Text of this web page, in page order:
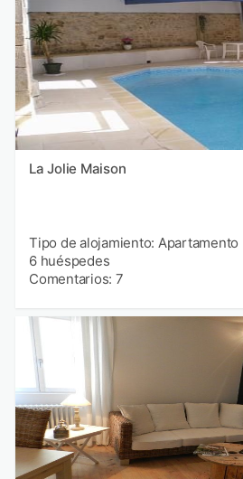
La Jolie Maison
Tipo de alojamiento: Apartamento
6 huéspedes
Comentarios: 7